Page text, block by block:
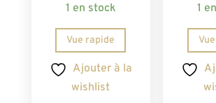
1 en stock
Vue rapide
Ajouter à la
wishlist
1